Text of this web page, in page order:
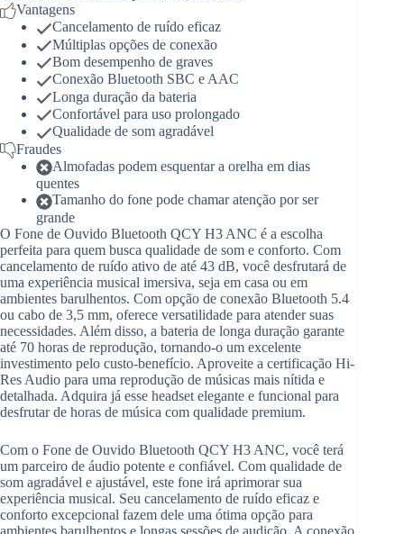
Vantagens
Cancelamento de ruído eficaz
Múltiplas opções de conexão
Bom desempenho de graves
Conexão Bluetooth SBC e AAC
Longa duração da bateria
Confortável para uso prolongado
Qualidade de som agradável
Fraudes
Almofadas podem esquentar a orelha em dias
quentes
Tamanho do fone pode chamar atenção por ser
grande
O Fone de Ouvido Bluetooth QCY H3 ANC é a escolha
perfeita para quem busca qualidade de som e conforto. Com
cancelamento de ruído ativo de até 43 dB, você desfrutará de
uma experiência musical imersiva, seja em casa ou em
ambientes barulhentos. Com opção de conexão Bluetooth 5.4
ou cabo de 3,5 mm, oferece versatilidade para atender suas
necessidades. Além disso, a bateria de longa duração garante
até 70 horas de reprodução, tornando-o um excelente
investimento pelo custo-benefício. Aproveite a certificação Hi-
Res Audio para uma reprodução de músicas mais nítida e
detalhada. Adquira já esse headset elegante e funcional para
desfrutar de horas de música com qualidade premium.
Com o Fone de Ouvido Bluetooth QCY H3 ANC, você terá
um parceiro de áudio potente e confiável. Com qualidade de
som agradável e ajustável, este fone irá aprimorar sua
experiência musical. Seu cancelamento de ruído eficaz e
conforto excepcional fazem dele uma ótima opção para
ambientes barulhentos e longas sessões de audição. A conexão